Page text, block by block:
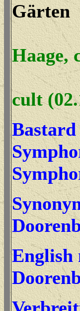
Gärten
Haage,
cult
English